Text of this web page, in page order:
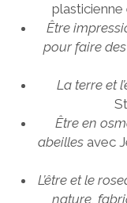
plasticienne
Être
pour faire
La terre et
Être en
abeillesavec
L’être et le
nature,